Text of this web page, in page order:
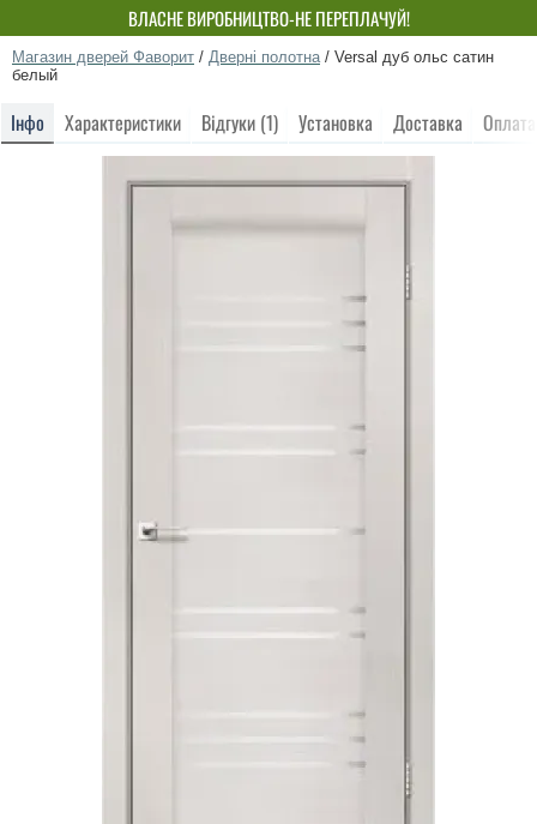
ВЛАСНЕ ВИРОБНИЦТВО-НЕ ПЕРЕПЛАЧУЙ!
Магазин дверей Фаворит / Дверні полотна / Versal дуб ольс сатин
белый
Інфо Характеристики Відгуки (1) Установка Доставка Оплата